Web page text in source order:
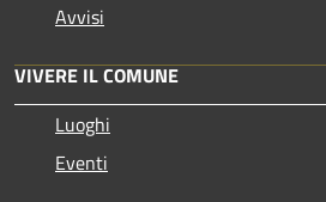
Avvisi
VIVERE IL COMUNE
Luoghi
Eventi